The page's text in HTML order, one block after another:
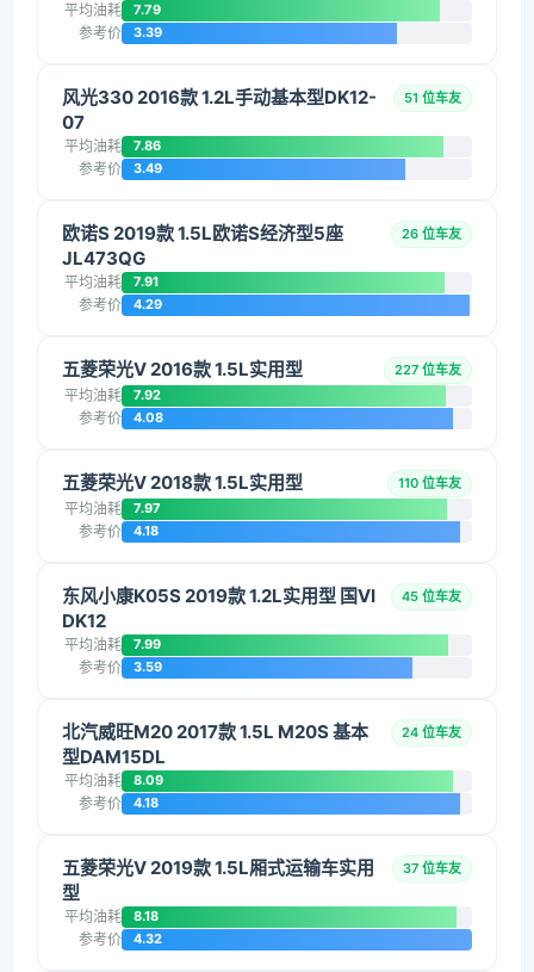
平均油耗 7.79
参考价 3.39
风光330 2016款 1.2L手动基本型DK12-
07
51 位车友
平均油耗 7.86
参考价 3.49
欧诺S 2019款 1.5L欧诺S经济型5座
JL473QG
26 位车友
平均油耗 7.91
参考价 4.29
五菱荣光V 2016款 1.5L实用型 227 位车友
平均油耗 7.92
参考价 4.08
五菱荣光V 2018款 1.5L实用型 110 位车友
平均油耗 7.97
参考价 4.18
东风小康K05S 2019款 1.2L实用型 国VI
DK12
45 位车友
平均油耗 7.99
参考价 3.59
北汽威旺M20 2017款 1.5L M20S 基本
型DAM15DL
24 位车友
平均油耗 8.09
参考价 4.18
五菱荣光V 2019款 1.5L厢式运输车实用
型
37 位车友
平均油耗 8.18
参考价 4.32